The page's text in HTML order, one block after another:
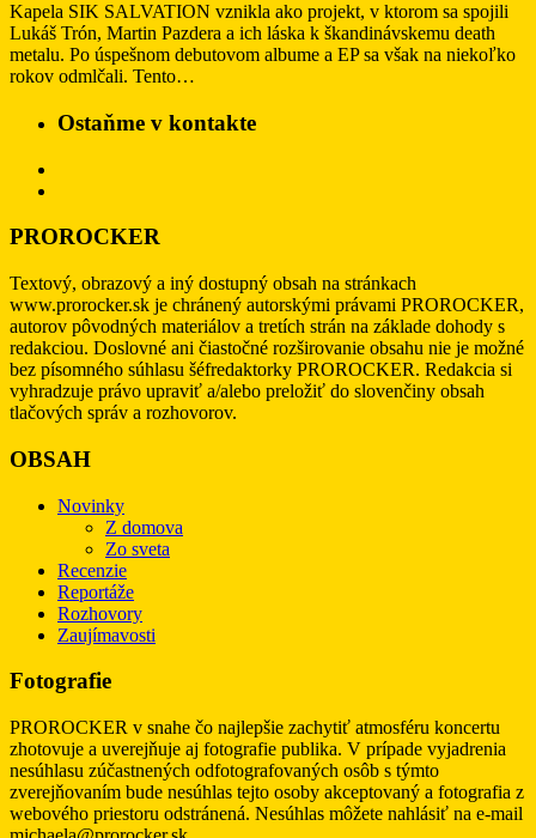
Kapela SIK SALVATION vznikla ako projekt, v ktorom sa spojili
Lukáš Trón, Martin Pazdera a ich láska k škandinávskemu death
metalu. Po úspešnom debutovom albume a EP sa však na niekoľko
rokov odmlčali. Tento…
Ostaňme v kontakte
PROROCKER
Textový, obrazový a iný dostupný obsah na stránkach
www.prorocker.sk je chránený autorskými právami PROROCKER,
autorov pôvodných materiálov a tretích strán na základe dohody s
redakciou. Doslovné ani čiastočné rozširovanie obsahu nie je možné
bez písomného súhlasu šéfredaktorky PROROCKER. Redakcia si
vyhradzuje právo upraviť a/alebo preložiť do slovenčiny obsah
tlačových správ a rozhovorov.
OBSAH
Novinky
Z domova
Zo sveta
Recenzie
Reportáže
Rozhovory
Zaujímavosti
Fotografie
PROROCKER v snahe čo najlepšie zachytiť atmosféru koncertu
zhotovuje a uverejňuje aj fotografie publika. V prípade vyjadrenia
nesúhlasu zúčastnených odfotografovaných osôb s týmto
zverejňovaním bude nesúhlas tejto osoby akceptovaný a fotografia z
webového priestoru odstránená. Nesúhlas môžete nahlásiť na e-mail